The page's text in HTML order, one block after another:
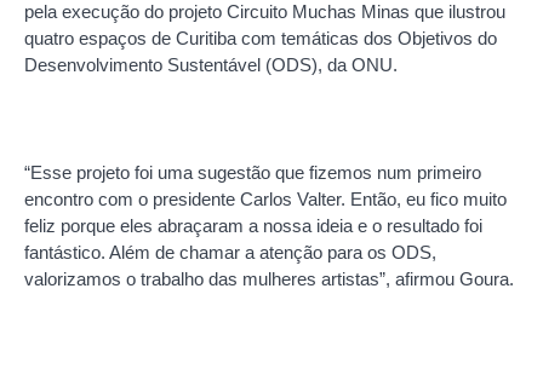
pela execução do projeto Circuito Muchas Minas que ilustrou
quatro espaços de Curitiba com temáticas dos Objetivos do
Desenvolvimento Sustentável (ODS), da ONU.
“Esse projeto foi uma sugestão que fizemos num primeiro
encontro com o presidente Carlos Valter. Então, eu fico muito
feliz porque eles abraçaram a nossa ideia e o resultado foi
fantástico. Além de chamar a atenção para os ODS,
valorizamos o trabalho das mulheres artistas”, afirmou Goura.